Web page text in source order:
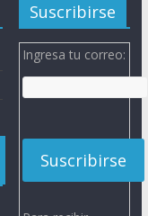
Suscribirse
Ingresa tu correo: